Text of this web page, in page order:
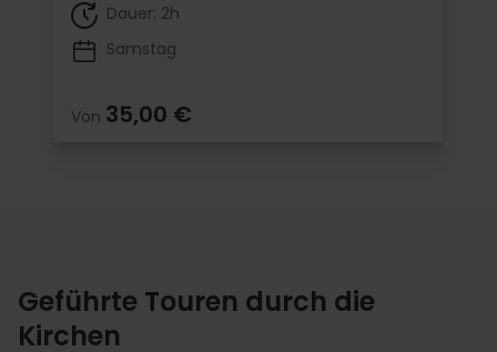
Dauer: 2h
Samstag
Von 35,00 €
Geführte Touren durch die
Kirchen